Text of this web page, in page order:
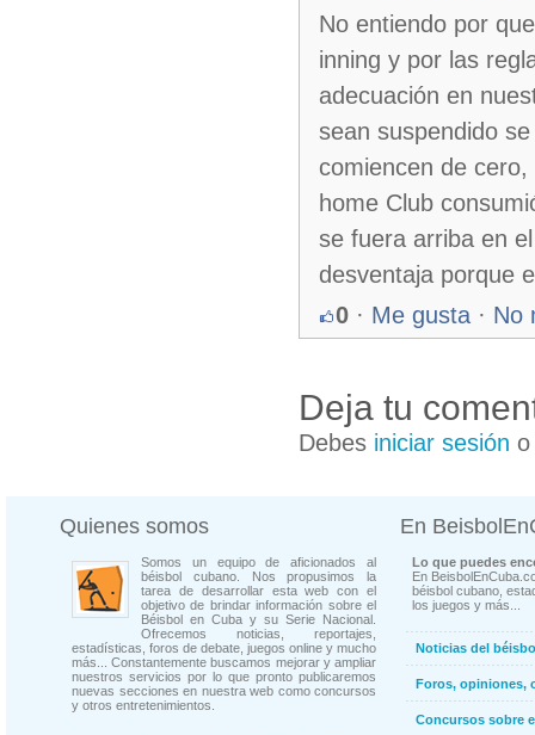
No entiendo por
inning y por las
adecuación en
sean suspendido
comiencen de
home Club
se fuera arriba en
desventaja porque
0 · Me gusta · No
Deja tu
Debes iniciar sesión
Quienes somos
Somos un equipo de aficionados al
béisbol cubano. Nos propusimos la
tarea de desarrollar esta web con el
objetivo de brindar información sobre el
Béisbol en Cuba y su Serie Nacional.
Ofrecemos noticias, reportajes,
estadísticas, foros de debate, juegos online y mucho
más... Constantemente buscamos mejorar y ampliar
nuestros servicios por lo que pronto publicaremos
nuevas secciones en nuestra web como concursos
y otros entretenimientos.
En
Lo que puedes
En
béisbol cubano,
los juegos y más...
Noticias del
Foros, opiniones,
Concursos sobre